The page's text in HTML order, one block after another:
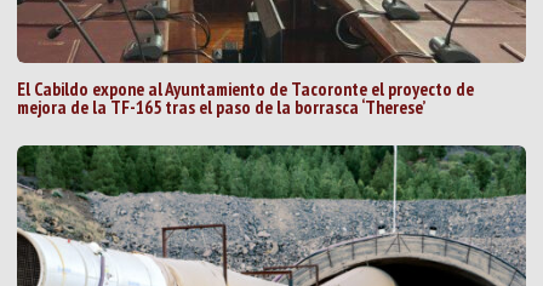
El Cabildo expone al Ayuntamiento de Tacoronte el proyecto de
mejora de la TF-165 tras el paso de la borrasca ‘Therese’